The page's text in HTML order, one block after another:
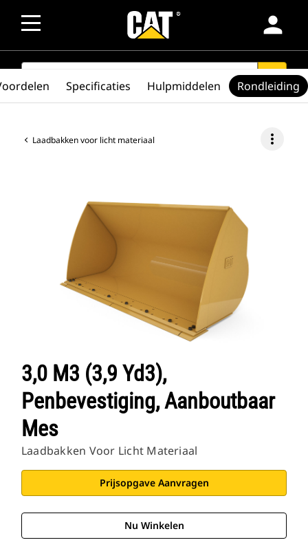
person
SEARCH search
Laadbakken voor licht materiaal more_vert
3,0 M3 (3,9 Yd3),
Penbevestiging, Aanboutbaar
Mes
Laadbakken Voor Licht Materiaal
Prijsopgave Aanvragen
Nu Winkelen
Specificaties Hulpmiddelen Rondleiding